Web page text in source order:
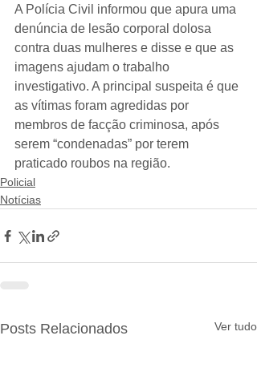
A Polícia Civil informou que apura uma
denúncia de lesão corporal dolosa
contra duas mulheres e disse e que as
imagens ajudam o trabalho
investigativo. A principal suspeita é que
as vítimas foram agredidas por
membros de facção criminosa, após
serem “condenadas” por terem
praticado roubos na região.
Policial
Notícias
Posts Relacionados Ver tudo